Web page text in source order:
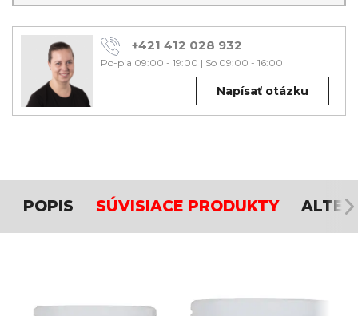
+421 412 028 932
Po-pia 09:00 - 19:00 | So 09:00 - 16:00
Napísať otázku
POPIS SÚVISIACE PRODUKTY